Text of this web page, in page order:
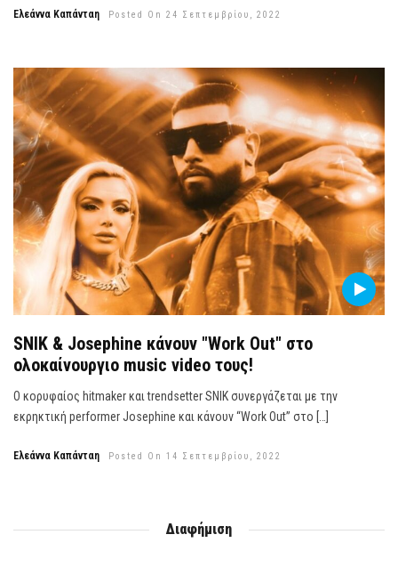
Ελεάννα Καπάνταη Posted On 24 Σεπτεμβρίου, 2022
SNIK & Josephine κάνουν "Work Out" στο
ολοκαίνουργιο music video τους!
Ο κορυφαίος hitmaker και trendsetter SNIK συνεργάζεται με την
εκρηκτική performer Josephine και κάνουν “Work Out” στο […]
Ελεάννα Καπάνταη Posted On 14 Σεπτεμβρίου, 2022
Διαφήμιση